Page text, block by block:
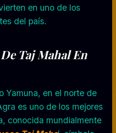
en uno de los
del país.
Taj Mahal En
Yamuna, en el norte de
es uno de los mejores
conocida mundialmente